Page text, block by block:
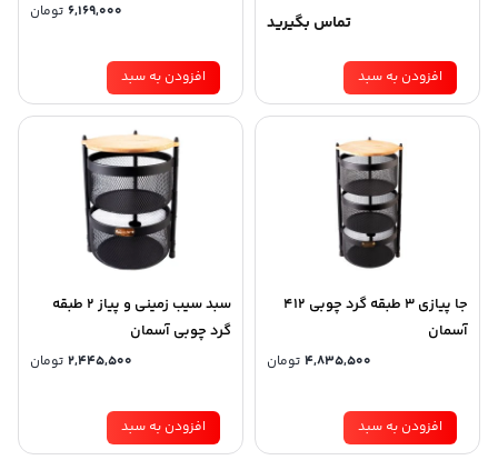
تماس بگیرید
افزودن به سبد
تومان
افزودن به سبد
جا پیازی 3 طبقه گرد چوبی 412
آسمان
تومان
افزودن به سبد
سبد سیب زمینی و پیاز 2 طبقه
گرد چوبی آسمان
تومان
افزودن به سبد